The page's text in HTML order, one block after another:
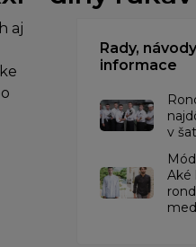
aj
Rady,
informace
v
Aké